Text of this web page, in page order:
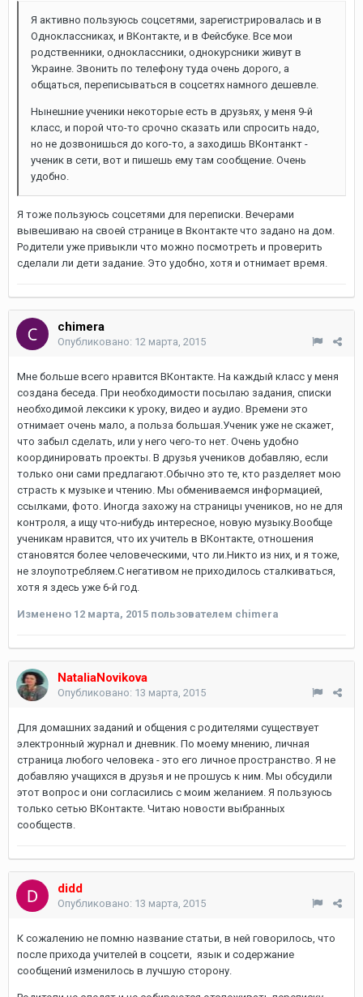
Я активно пользуюсь соцсетями, зарегистрировалась и в
Одноклассниках, и ВКонтакте, и в Фейсбуке. Все мои
родственники, одноклассники, однокурсники живут в
Украине. Звонить по телефону туда очень дорого, а
общаться, переписываться в соцсетях намного дешевле.
Нынешние ученики некоторые есть в друзьях, у меня 9-й
класс, и порой что-то срочно сказать или спросить надо,
но не дозвонишься до кого-то, а заходишь ВКонтанкт -
ученик в сети, вот и пишешь ему там сообщение. Очень
удобно.
Я тоже пользуюсь соцсетями для переписки. Вечерами
вывешиваю на своей странице в Вконтакте что задано на дом.
Родители уже привыкли что можно посмотреть и проверить
сделали ли дети задание. Это удобно, хотя и отнимает время.
chimera
Опубликовано: 12 марта, 2015
Мне больше всего нравится ВКонтакте. На каждый класс у меня
создана беседа. При необходимости посылаю задания, списки
необходимой лексики к уроку, видео и аудио. Времени это
отнимает очень мало, а польза большая.Ученик уже не скажет,
что забыл сделать, или у него чего-то нет. Очень удобно
координировать проекты. В друзья учеников добавляю, если
только они сами предлагают.Обычно это те, кто разделяет мою
страсть к музыке и чтению. Мы обмениваемся информацией,
ссылками, фото. Иногда захожу на страницы учеников, но не для
контроля, а ищу что-нибудь интересное, новую музыку.Вообще
ученикам нравится, что их учитель в ВКонтакте, отношения
становятся более человеческими, что ли.Никто из них, и я тоже,
не злоупотребляем.С негативом не приходилось сталкиваться,
хотя я здесь уже 6-й год.
Изменено 12 марта, 2015 пользователем chimera
NataliaNovikova
Опубликовано: 13 марта, 2015
Для домашних заданий и общения с родителями существует
электронный журнал и дневник. По моему мнению, личная
страница любого человека - это его личное пространство. Я не
добавляю учащихся в друзья и не прошусь к ним. Мы обсудили
этот вопрос и они согласились с моим желанием. Я пользуюсь
только сетью ВКонтакте. Читаю новости выбранных
сообществ.
didd
Опубликовано: 13 марта, 2015
К сожалению не помню название статьи, в ней говорилось, что
после прихода учителей в соцсети, язык и содержание
сообщений изменилось в лучшую сторону.